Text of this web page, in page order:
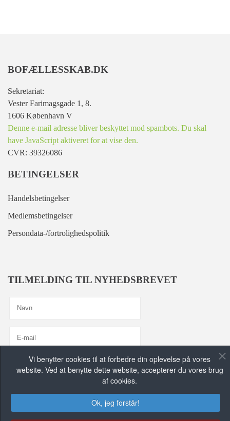
Vi benytter cookies til at forbedre din oplevelse på vores
website. Ved at benytte dette website, accepterer du vores brug
af cookies.
Ok, jeg forstår!
BOFÆLLESSKAB.DK
Sekretariat:
Vester Farimagsgade 1, 8.
1606 København V
Denne e-mail adresse bliver beskyttet mod spambots. Du skal
have JavaScript aktiveret for at vise den.
CVR: 39326086
BETINGELSER
Handelsbetingelser
Medlemsbetingelser
Persondata-/fortrolighedspolitik
TILMELDING TIL NYHEDSBREVET
Jeg er enig medPrivatlivspolitik
FIND OS PÅ DE SOCIALE MEDIER